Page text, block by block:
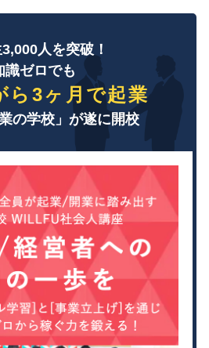
人を突破！
識ゼロでも
ら3ヶ月で起業
の学校」が遂に開校